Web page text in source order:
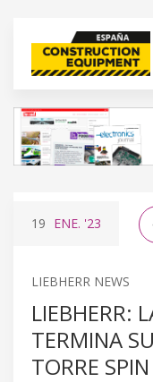
19 ENE. '23
LIEBHERR NEWS
LIEBHERR:
TERMINA
TORRE